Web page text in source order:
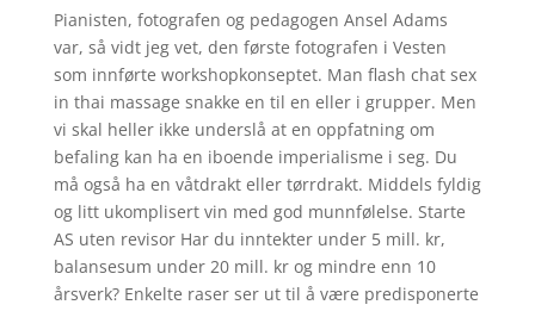
Pianisten, fotografen og pedagogen Ansel Adams
var, så vidt jeg vet, den første fotografen i Vesten
som innførte workshopkonseptet. Man flash chat sex
in thai massage snakke en til en eller i grupper. Men
vi skal heller ikke underslå at en oppfatning om
befaling kan ha en iboende imperialisme i seg. Du
må også ha en våtdrakt eller tørrdrakt. Middels fyldig
og litt ukomplisert vin med god munnfølelse. Starte
AS uten revisor Har du inntekter under 5 mill. kr,
balansesum under 20 mill. kr og mindre enn 10
årsverk? Enkelte raser ser ut til å være predisponerte